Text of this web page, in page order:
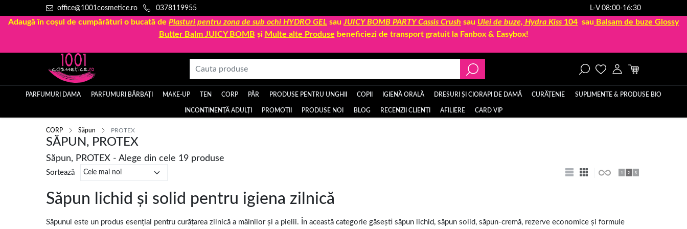
office@1001cosmetice.ro 0378119955 L-V 08:00-16:30
Adaugă în coșul de cumpărături o bucată de Plasturi pentru zona de sub ochi HYDRO GEL sau JUICY BOMB PARTY Cassis Crush sau Ulei de buze, Hydra Kiss 104 sau Balsam de buze Glossy
Butter Balm JUICY BOMB și Multe alte Produse beneficiezi de transport gratuit la Fanbox & Easybox!
PARFUMURI DAMA PARFUMURI BĂRBAȚI MAKE-UP TEN CORP PĂR PRODUSE PENTRU UNGHII COPII IGIENĂ ORALĂ DRESURI ȘI CIORAPI DE DAMĂ CURĂȚENIE SUPLIMENTE & PRODUSE BIO
INCONTINENȚĂ ADULȚI PROMOȚII PRODUSE NOI BLOG RECENZII CLIENȚI AFILIERE CARD VIP
CORP Săpun PROTEX
SĂPUN, PROTEX
Săpun, PROTEX - Alege din cele 19 produse
Sortează
Săpun lichid și solid pentru igiena zilnică
Săpunul este un produs esențial pentru curățarea zilnică a mâinilor și a pielii. În această categorie găsești săpun lichid, săpun solid, săpun-cremă, rezerve economice și formule